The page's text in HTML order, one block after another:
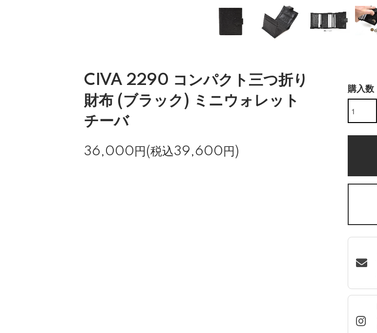
CIVA 2290 コンパクト三つ折り
財布 (ブラック) ミニウォレット
チーバ
36,000円(税込39,600円)
購入数